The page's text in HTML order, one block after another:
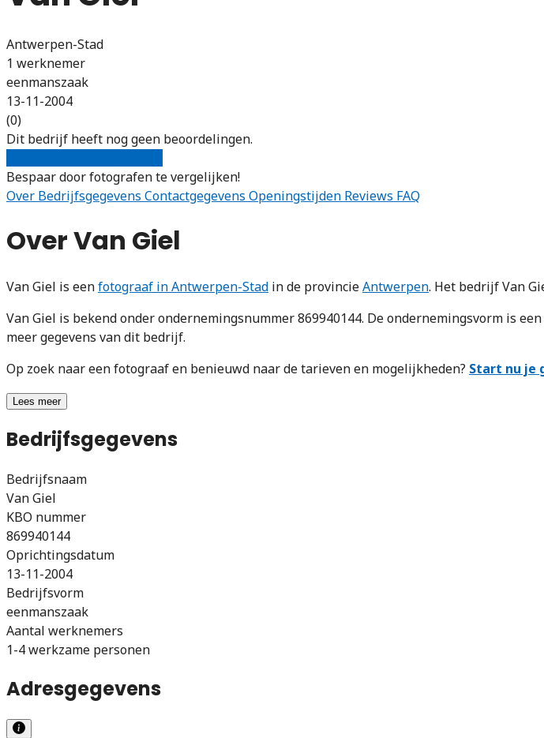
Antwerpen-Stad
1 werknemer
eenmanszaak
13-11-2004
(0)
Dit bedrijf heeft nog geen beoordelingen.
Bespaar door fotografen te vergelijken!
Over Bedrijfsgegevens Contactgegevens Openingstijden Reviews FAQ
Over Van Giel
Van Giel is eenfotograaf in Antwerpen-Stad in de provincieAntwerpen. Het bedrijf Van
Van Giel is bekend onder ondernemingsnummer 869940144. De ondernemingsvorm is
meer gegevens van dit bedrijf.
Op zoek naar een fotograaf en benieuwd naar de tarieven en mogelijkheden? Start nu je
Lees meer
Bedrijfsgegevens
Bedrijfsnaam
Van Giel
KBO nummer
869940144
Oprichtingsdatum
13-11-2004
Bedrijfsvorm
eenmanszaak
Aantal werknemers
1-4 werkzame personen
Adresgegevens